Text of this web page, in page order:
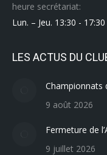
heure secrétariat:
Lun. – Jeu. 13:30 -
LES ACTUS DU
Championnats
9 août 2026
Fermeture de
9 juillet 2026